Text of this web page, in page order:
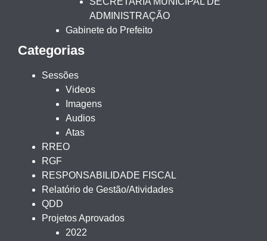
ADMINISTRAÇÃO
Gabinete do Prefeito
Categorias
Sessões
Videos
Imagens
Audios
Atas
RREO
RGF
RESPONSABILIDADE FISCAL
Relatório de Gestão/Atividades
QDD
Projetos Aprovados
2022